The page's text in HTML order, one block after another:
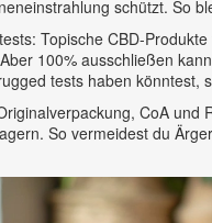
schützt. So
Topische CBD-
100% ausschließen
tests haben könntest,
CoA
So vermeidest du